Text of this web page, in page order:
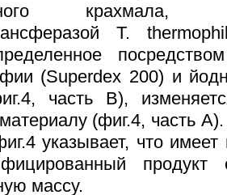
крахмала,
T.
(Superdex 200) и
часть В),
(фиг.4, часть
указывает, что
продукт
массу.